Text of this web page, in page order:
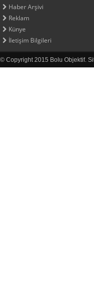
Haber Arşivi
Reklam
Künye
İletişim Bilgileri
© Copyright 2015 Bolu Objektif.